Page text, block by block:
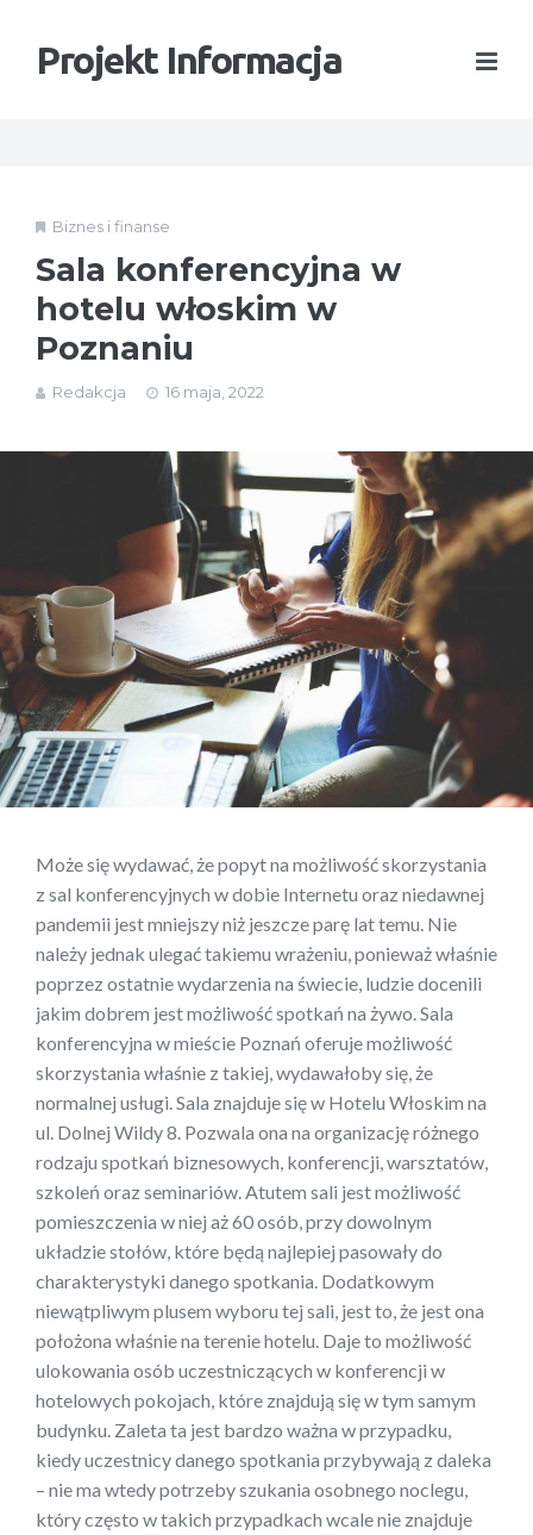
Projekt Informacja
Biznes i finanse
Sala konferencyjna w
hotelu włoskim w
Poznaniu
Redakcja 16 maja, 2022
Może się wydawać, że popyt na możliwość skorzystania
z sal konferencyjnych w dobie Internetu oraz niedawnej
pandemii jest mniejszy niż jeszcze parę lat temu. Nie
należy jednak ulegać takiemu wrażeniu, ponieważ właśnie
poprzez ostatnie wydarzenia na świecie, ludzie docenili
jakim dobrem jest możliwość spotkań na żywo. Sala
konferencyjna w mieście Poznań oferuje możliwość
skorzystania właśnie z takiej, wydawałoby się, że
normalnej usługi. Sala znajduje się w Hotelu Włoskim na
ul. Dolnej Wildy 8. Pozwala ona na organizację różnego
rodzaju spotkań biznesowych, konferencji, warsztatów,
szkoleń oraz seminariów. Atutem sali jest możliwość
pomieszczenia w niej aż 60 osób, przy dowolnym
układzie stołów, które będą najlepiej pasowały do
charakterystyki danego spotkania. Dodatkowym
niewątpliwym plusem wyboru tej sali, jest to, że jest ona
położona właśnie na terenie hotelu. Daje to możliwość
ulokowania osób uczestniczących w konferencji w
hotelowych pokojach, które znajdują się w tym samym
budynku. Zaleta ta jest bardzo ważna w przypadku,
kiedy uczestnicy danego spotkania przybywają z daleka
– nie ma wtedy potrzeby szukania osobnego noclegu,
który często w takich przypadkach wcale nie znajduje